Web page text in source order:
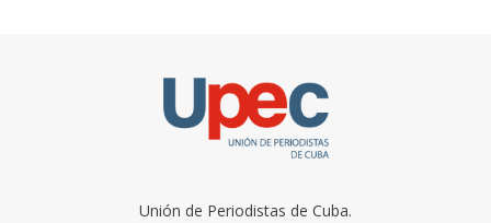
Unión de Periodistas de Cuba.